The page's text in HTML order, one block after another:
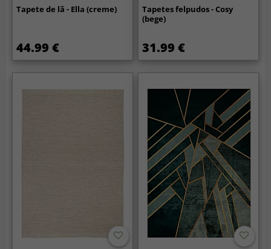
Tapete de lã - Ella (creme)
44.99 €
Tapetes felpudos - Cosy
(bege)
31.99 €